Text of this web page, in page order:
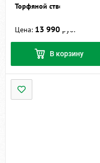
Торфяной ствол ТС-2
Цена: 13 990 руб.
В корзину